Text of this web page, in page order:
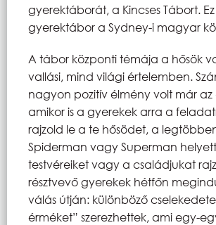
gyerektáborát, a Kincses Tábort.
gyerektábor a Sydney-i magyar
A tábor központi témája a hősök
vallási, mind világi értelemben.
nagyon pozitív élmény volt már az
amikor is a gyerekek arra a
rajzold le a te hősödet, a
Spiderman vagy Superman
testvéreiket vagy a családjukat
résztvevő gyerekek hétfőn
válás útján: különböző
érméket” szerezhettek, ami egy-